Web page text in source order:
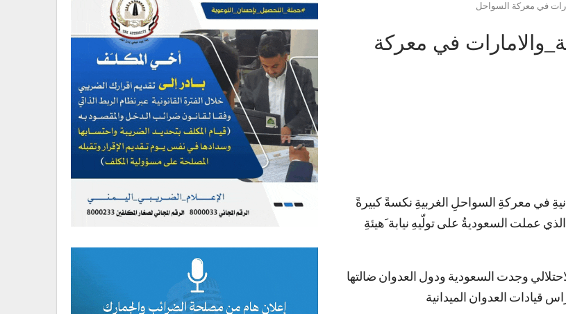
في معركة السواحل
في معركة
في معركةِ السواحلِ الغربيةِ نكسةً كبيرةً
عملت السعوديةُ على تولّيهِ نيابة َهيئةِ
وجدت السعودية ودول العدوان ضالتها
قيادات العدوان الميدانية